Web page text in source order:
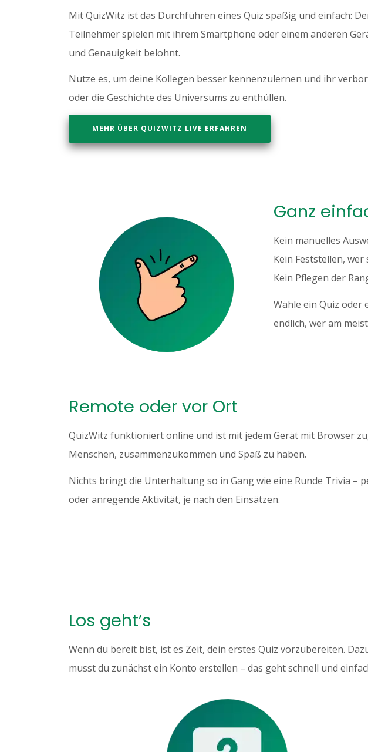
Mit QuizWitz ist das Durchführen eines Quiz spaßig und einfach:
Teilnehmer spielen mit ihrem Smartphone oder einem anderen
und Genauigkeit belohnt.
Nutze es, um deine Kollegen besser kennenzulernen und ihr
oder die Geschichte des Universums zu enthüllen.
MEHR ÜBER QUIZWITZ LIVE ERFAHREN
Ganz
Kein manuelles
Kein Feststellen,
Kein Pflegen der
Wähle ein Quiz oder
endlich, wer am
Remote oder vor Ort
QuizWitz funktioniert online und ist mit jedem Gerät mit Browser
Menschen, zusammenzukommen und Spaß zu haben.
Nichts bringt die Unterhaltung so in Gang wie eine Runde Trivia –
oder anregende Aktivität, je nach den Einsätzen.
Los geht’s
Wenn du bereit bist, ist es Zeit, dein erstes Quiz vorzubereiten.
musst du zunächst ein Konto erstellen – das geht schnell und